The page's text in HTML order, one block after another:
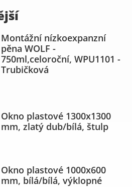
Montážní nízkoexpanzní
pěna WOLF -
750ml,celoroční, WPU1101 -
Trubičková
Okno plastové 1300x1300
mm, zlatý dub/bílá, štulp
Okno plastové 1000x600
mm, bílá/bílá, výklopné